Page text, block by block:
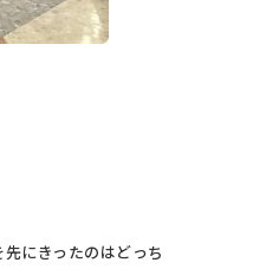
ったのはどっち